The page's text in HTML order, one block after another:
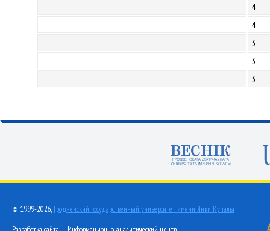
4
4
3
3
3
© 1999-2026, Гродненский государственный университет имени Янки Купалы